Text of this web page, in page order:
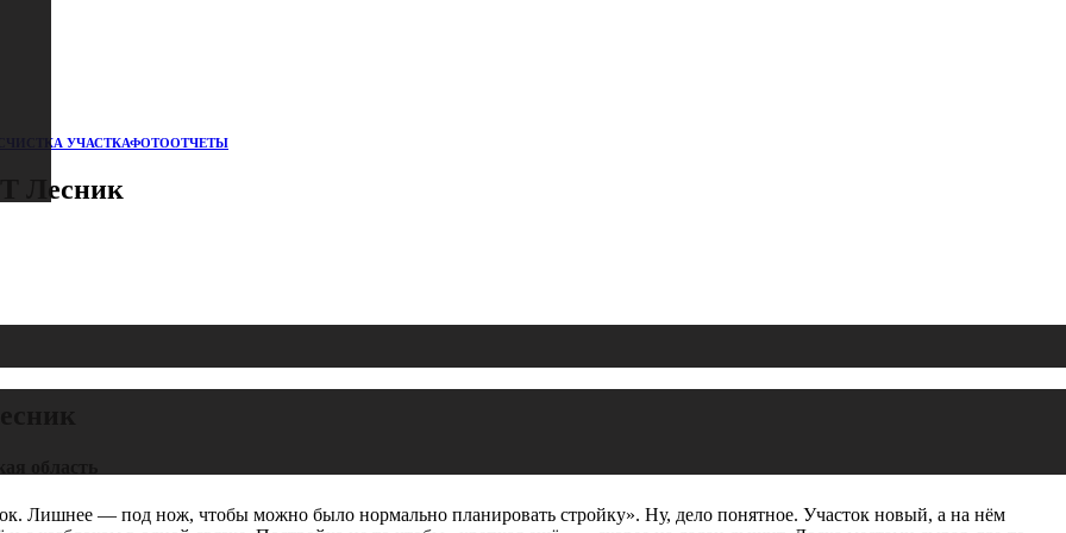
УЧАСТКАФОТООТЧЕТЫ
Лесник
область
Лишнее — под нож, чтобы можно было нормально планировать стройку». Ну, дело понятное. Участок новый, а на нём